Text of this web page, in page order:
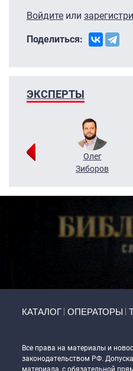
Войдите или
Поделиться:
ЭКСПЕРТЫ
Олег
Зиборов
КАТАЛОГ ОПЕРАТОРЫ
Все права на материалы и
законодательством РФ.
материала, с обязательной